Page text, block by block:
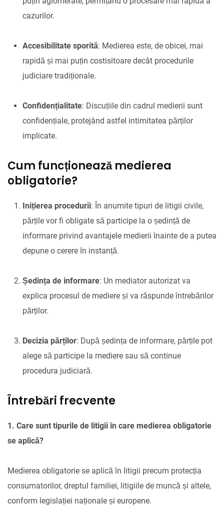
cazurilor.
Accesibilitate sporită: Medierea este, de obicei, mai
rapidă și mai puțin costisitoare decât procedurile
judiciare tradiționale.
Confidențialitate: Discuțiile din cadrul medierii sunt
confidențiale, protejând astfel intimitatea părților
implicate.
Cum funcționează medierea
obligatorie?
Inițierea procedurii: În anumite tipuri de litigii civile,
părțile vor fi obligate să participe la o ședință de
informare privind avantajele medierii înainte de a putea
depune o cerere în instanță.
Ședința de informare: Un mediator autorizat va
explica procesul de mediere și va răspunde întrebărilor
părților.
Decizia părților: După ședința de informare, părțile pot
alege să participe la mediere sau să continue
procedura judiciară.
Întrebări frecvente
1. Care sunt tipurile de litigii în care medierea obligatorie
se aplică?
Medierea obligatorie se aplică în litigii precum protecția
consumatorilor, dreptul familiei, litigiile de muncă și altele,
conform legislației naționale și europene.